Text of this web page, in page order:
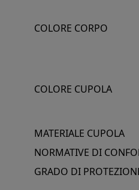
COLORE CORPO
COLORE CUPOLA
MATERIALE CUPOLA
NORMATIVE DI
GRADO DI